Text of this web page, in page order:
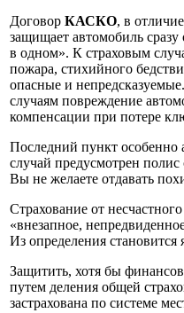
Договор КАСКО, в
защищает автомобиль сразу
в одном». К страховым
пожара, стихийного
опасные и
случаям повреждение
компенсации при потере
Последний пункт особенно
случай предусмотрен полис
Вы не желаете отдавать
Страхование от
«внезапное,
Из определения
Защитить, хотя бы
путем деления общей
застрахована по системе